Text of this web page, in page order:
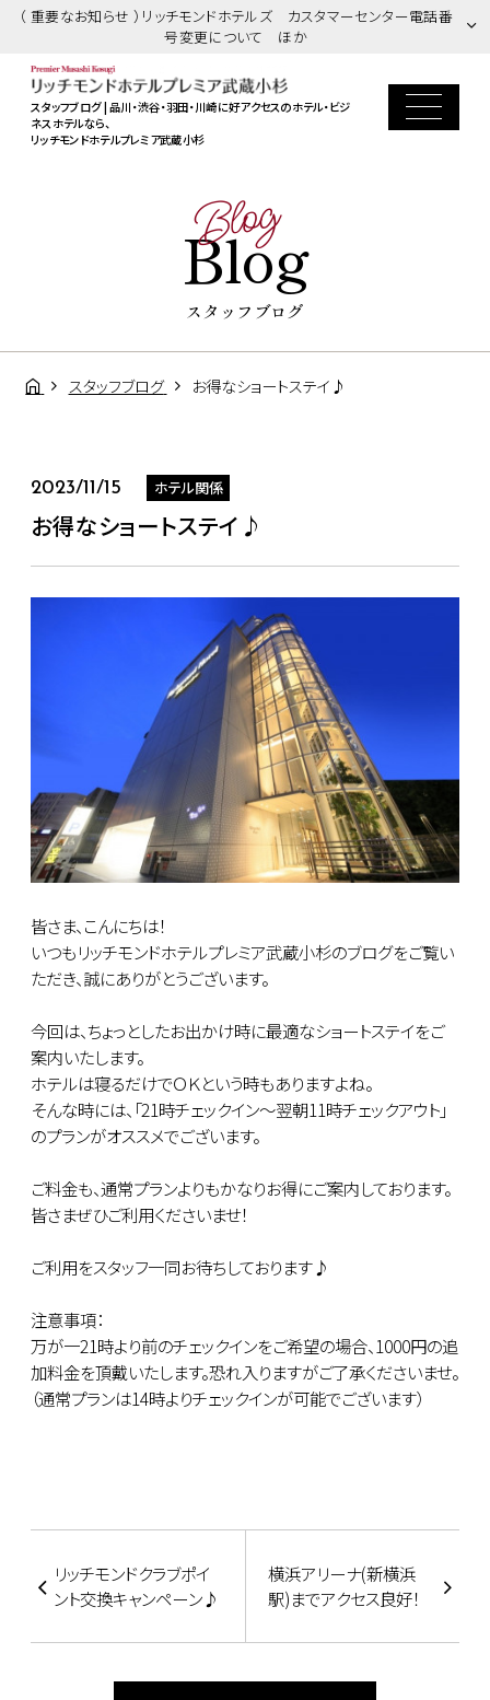
（ 重要なお知らせ ）リッチモンドホテルズ カスタマーセンター電話番
号変更について ほか
スタッフブログ | 品川・渋谷・羽田・川崎に好アクセスのホテル・ビジ
ネスホテルなら、
リッチモンドホテルプレミア武蔵小杉
Blog
Blog
スタッフブログ
スタッフブログ お得なショートステイ♪
2023/11/15 ホテル関係
お得なショートステイ♪
皆さま、こんにちは！
いつもリッチモンドホテルプレミア武蔵小杉のブログをご覧い
ただき、誠にありがとうございます。
今回は、ちょっとしたお出かけ時に最適なショートステイをご
案内いたします。
ホテルは寝るだけでＯＫという時もありますよね。
そんな時には、「21時チェックイン～翌朝11時チェックアウト」
のプランがオススメでございます。
ご料金も、通常プランよりもかなりお得にご案内しております。
皆さまぜひご利用くださいませ！
ご利用をスタッフ一同お待ちしております♪
注意事項：
万が一21時より前のチェックインをご希望の場合、1000円の追
加料金を頂戴いたします。恐れ入りますがご了承くださいませ。
（通常プランは14時よりチェックインが可能でございます）
リッチモンドクラブポイ
ント交換キャンペーン♪
横浜アリーナ(新横浜
駅)までアクセス良好！